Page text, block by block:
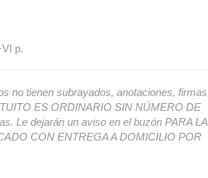
p.
no tienen subrayados, anotaciones, firmas
ES ORDINARIO SIN NÚMERO DE
Le dejarán un aviso en el buzón PARA LA
CON ENTREGA A DOMICILIO POR